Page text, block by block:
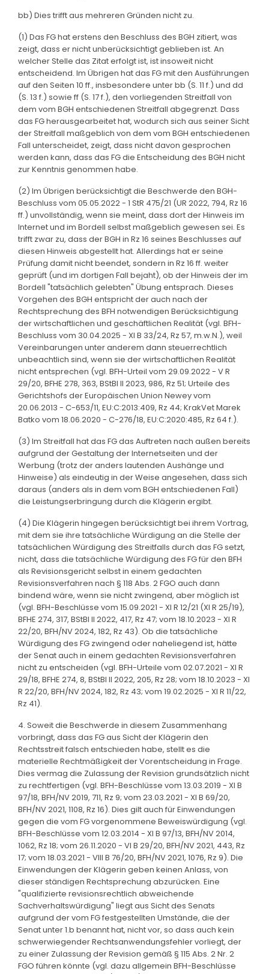
bb) Dies trifft aus mehreren Gründen nicht zu.
(1) Das FG hat erstens den Beschluss des BGH zitiert, was
zeigt, dass er nicht unberücksichtigt geblieben ist. An
welcher Stelle das Zitat erfolgt ist, ist insoweit nicht
entscheidend. Im Übrigen hat das FG mit den Ausführungen
auf den Seiten 10 ff., insbesondere unter bb (S. 11 f.) und dd
(S. 13 f.) sowie ff (S. 17 f.), den vorliegenden Streitfall von
dem vom BGH entschiedenen Streitfall abgegrenzt. Dass
das FG herausgearbeitet hat, wodurch sich aus seiner Sicht
der Streitfall maßgeblich von dem vom BGH entschiedenen
Fall unterscheidet, zeigt, dass nicht davon gesprochen
werden kann, dass das FG die Entscheidung des BGH nicht
zur Kenntnis genommen habe.
(2) Im Übrigen berücksichtigt die Beschwerde den BGH-
Beschluss vom 05.05.2022 - 1 StR 475/21 (UR 2022, 794, Rz 16
ff.) unvollständig, wenn sie meint, dass dort der Hinweis im
Internet und im Bordell selbst maßgeblich gewesen sei. Es
trifft zwar zu, dass der BGH in Rz 16 seines Beschlusses auf
diesen Hinweis abgestellt hat. Allerdings hat er seine
Prüfung damit nicht beendet, sondern in Rz 16 ff. weiter
geprüft (und im dortigen Fall bejaht), ob der Hinweis der im
Bordell "tatsächlich gelebten" Übung entsprach. Dieses
Vorgehen des BGH entspricht der auch nach der
Rechtsprechung des BFH notwendigen Berücksichtigung
der wirtschaftlichen und geschäftlichen Realität (vgl. BFH-
Beschluss vom 30.04.2025 - XI B 33/24, Rz 57, m.w.N.), weil
Vereinbarungen unter anderem dann steuerrechtlich
unbeachtlich sind, wenn sie der wirtschaftlichen Realität
nicht entsprechen (vgl. BFH-Urteil vom 29.09.2022 - V R
29/20, BFHE 278, 363, BStBl II 2023, 986, Rz 51; Urteile des
Gerichtshofs der Europäischen Union Newey vom
20.06.2013 - C-653/11, EU:C:2013:409, Rz 44; KrakVet Marek
Batko vom 18.06.2020 - C-276/18, EU:C:2020:485, Rz 64 f.).
(3) Im Streitfall hat das FG das Auftreten nach außen bereits
aufgrund der Gestaltung der Internetseiten und der
Werbung (trotz der anders lautenden Aushänge und
Hinweise) als eindeutig in der Weise angesehen, dass sich
daraus (anders als in dem vom BGH entschiedenen Fall)
die Leistungserbringung durch die Klägerin ergibt.
(4) Die Klägerin hingegen berücksichtigt bei ihrem Vortrag,
mit dem sie ihre tatsächliche Würdigung an die Stelle der
tatsächlichen Würdigung des Streitfalls durch das FG setzt,
nicht, dass die tatsächliche Würdigung des FG für den BFH
als Revisionsgericht selbst in einem gedachten
Revisionsverfahren nach § 118 Abs. 2 FGO auch dann
bindend wäre, wenn sie nicht zwingend, aber möglich ist
(vgl. BFH-Beschlüsse vom 15.09.2021 - XI R 12/21 (XI R 25/19),
BFHE 274, 317, BStBl II 2022, 417, Rz 47; vom 18.10.2023 - XI R
22/20, BFH/NV 2024, 182, Rz 43). Ob die tatsächliche
Würdigung des FG zwingend oder naheliegend ist, hätte
der Senat auch in einem gedachten Revisionsverfahren
nicht zu entscheiden (vgl. BFH-Urteile vom 02.07.2021 - XI R
29/18, BFHE 274, 8, BStBl II 2022, 205, Rz 28; vom 18.10.2023 - XI
R 22/20, BFH/NV 2024, 182, Rz 43; vom 19.02.2025 - XI R 11/22,
Rz 41).
4. Soweit die Beschwerde in diesem Zusammenhang
vorbringt, dass das FG aus Sicht der Klägerin den
Rechtsstreit falsch entschieden habe, stellt es die
materielle Rechtmäßigkeit der Vorentscheidung in Frage.
Dies vermag die Zulassung der Revision grundsätzlich nicht
zu rechtfertigen (vgl. BFH-Beschlüsse vom 13.03.2019 - XI B
97/18, BFH/NV 2019, 711, Rz 9; vom 23.03.2021 - XI B 69/20,
BFH/NV 2021, 1108, Rz 16). Dies gilt auch für Einwendungen
gegen die vom FG vorgenommene Beweiswürdigung (vgl.
BFH-Beschlüsse vom 12.03.2014 - XI B 97/13, BFH/NV 2014,
1062, Rz 18; vom 26.11.2020 - VI B 29/20, BFH/NV 2021, 443, Rz
17; vom 18.03.2021 - VIII B 76/20, BFH/NV 2021, 1076, Rz 9). Die
Einwendungen der Klägerin geben keinen Anlass, von
dieser ständigen Rechtsprechung abzurücken. Eine
"qualifizierte revisionsrechtlich abweichende
Sachverhaltswürdigung" liegt aus Sicht des Senats
aufgrund der vom FG festgestellten Umstände, die der
Senat unter 1.b benannt hat, nicht vor, so dass auch kein
schwerwiegender Rechtsanwendungsfehler vorliegt, der
zu einer Zulassung der Revision gemäß § 115 Abs. 2 Nr. 2
FGO führen könnte (vgl. dazu allgemein BFH-Beschlüsse